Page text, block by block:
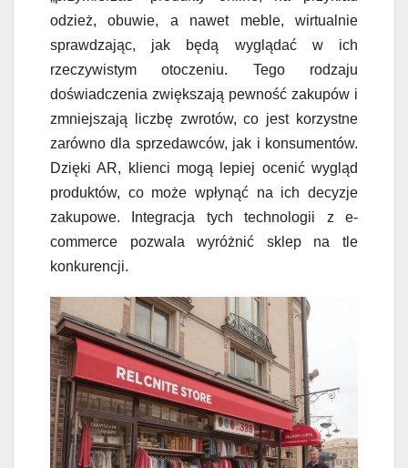
odzież, obuwie, a nawet meble, wirtualnie
sprawdzając, jak będą wyglądać w ich
rzeczywistym otoczeniu. Tego rodzaju
doświadczenia zwiększają pewność zakupów i
zmniejszają liczbę zwrotów, co jest korzystne
zarówno dla sprzedawców, jak i konsumentów.
Dzięki AR, klienci mogą lepiej ocenić wygląd
produktów, co może wpłynąć na ich decyzje
zakupowe. Integracja tych technologii z e-
commerce pozwala wyróżnić sklep na tle
konkurencji.